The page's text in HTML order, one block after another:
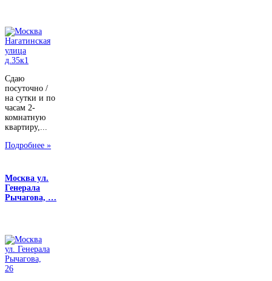
Сдаю
посуточно /
на сутки и по
часам 2-
комнатную
квартиру,...
Подробнее »
Москва ул.
Генерала
Рычагова, …